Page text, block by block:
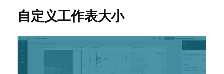
自定义工作表大小